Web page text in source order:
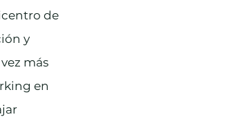
de
y
más
en